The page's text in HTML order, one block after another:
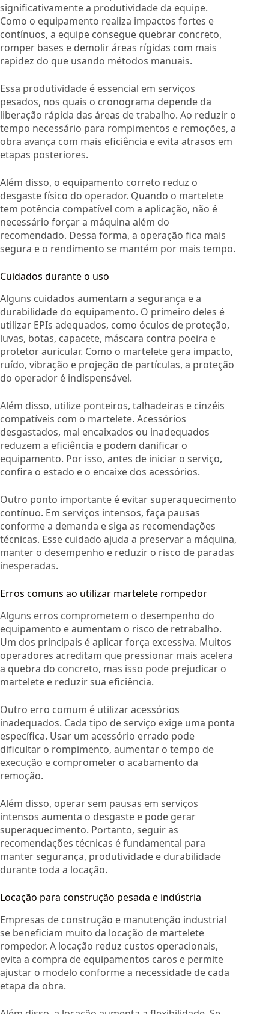
significativamente a produtividade da equipe.
Como o equipamento realiza impactos fortes e
contínuos, a equipe consegue quebrar concreto,
romper bases e demolir áreas rígidas com mais
rapidez do que usando métodos manuais.
Essa produtividade é essencial em serviços
pesados, nos quais o cronograma depende da
liberação rápida das áreas de trabalho. Ao reduzir o
tempo necessário para rompimentos e remoções, a
obra avança com mais eficiência e evita atrasos em
etapas posteriores.
Além disso, o equipamento correto reduz o
desgaste físico do operador. Quando o martelete
tem potência compatível com a aplicação, não é
necessário forçar a máquina além do
recomendado. Dessa forma, a operação fica mais
segura e o rendimento se mantém por mais tempo.
Cuidados durante o uso
Alguns cuidados aumentam a segurança e a
durabilidade do equipamento. O primeiro deles é
utilizar EPIs adequados, como óculos de proteção,
luvas, botas, capacete, máscara contra poeira e
protetor auricular. Como o martelete gera impacto,
ruído, vibração e projeção de partículas, a proteção
do operador é indispensável.
Além disso, utilize ponteiros, talhadeiras e cinzéis
compatíveis com o martelete. Acessórios
desgastados, mal encaixados ou inadequados
reduzem a eficiência e podem danificar o
equipamento. Por isso, antes de iniciar o serviço,
confira o estado e o encaixe dos acessórios.
Outro ponto importante é evitar superaquecimento
contínuo. Em serviços intensos, faça pausas
conforme a demanda e siga as recomendações
técnicas. Esse cuidado ajuda a preservar a máquina,
manter o desempenho e reduzir o risco de paradas
inesperadas.
Erros comuns ao utilizar martelete rompedor
Alguns erros comprometem o desempenho do
equipamento e aumentam o risco de retrabalho.
Um dos principais é aplicar força excessiva. Muitos
operadores acreditam que pressionar mais acelera
a quebra do concreto, mas isso pode prejudicar o
martelete e reduzir sua eficiência.
Outro erro comum é utilizar acessórios
inadequados. Cada tipo de serviço exige uma ponta
específica. Usar um acessório errado pode
dificultar o rompimento, aumentar o tempo de
execução e comprometer o acabamento da
remoção.
Além disso, operar sem pausas em serviços
intensos aumenta o desgaste e pode gerar
superaquecimento. Portanto, seguir as
recomendações técnicas é fundamental para
manter segurança, produtividade e durabilidade
durante toda a locação.
Locação para construção pesada e indústria
Empresas de construção e manutenção industrial
se beneficiam muito da locação de martelete
rompedor. A locação reduz custos operacionais,
evita a compra de equipamentos caros e permite
ajustar o modelo conforme a necessidade de cada
etapa da obra.